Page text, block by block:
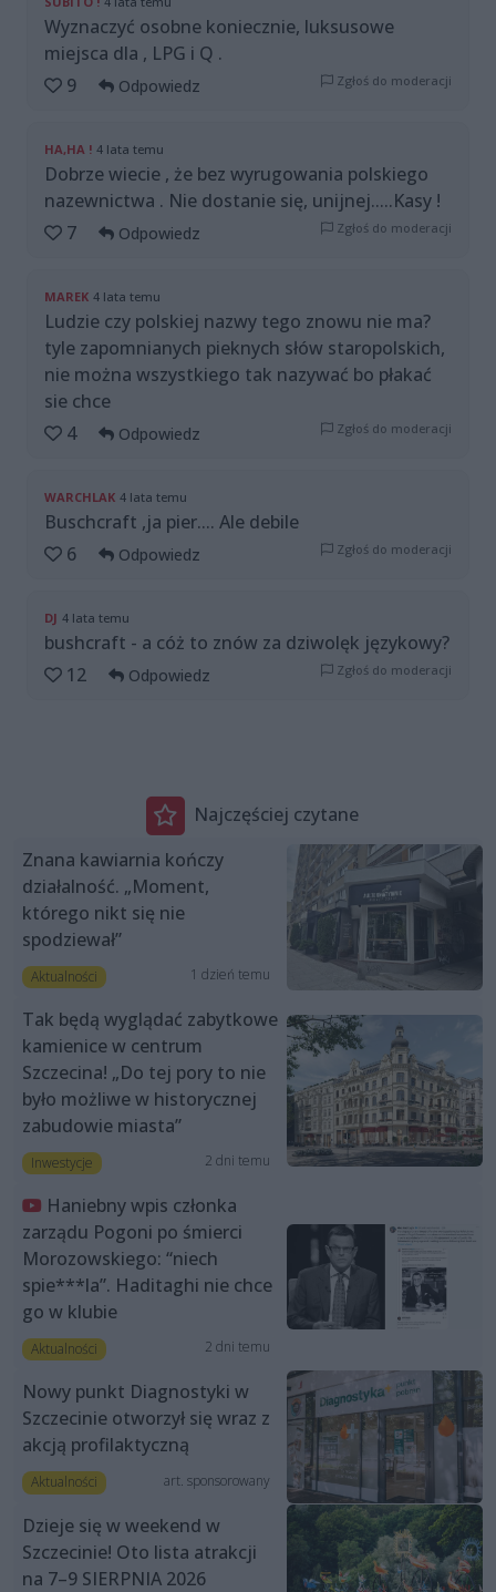
Wyznaczyć osobne koniecznie, luksusowe
miejsca dla , LPG i Q .
9
Odpowiedz Zgłoś do moderacji
HA,HA ! 4 lata temu
Dobrze wiecie , że bez wyrugowania polskiego
nazewnictwa . Nie dostanie się, unijnej.....Kasy !
7
Odpowiedz Zgłoś do moderacji
MAREK 4 lata temu
Ludzie czy polskiej nazwy tego znowu nie ma?
tyle zapomnianych pieknych słów staropolskich,
nie można wszystkiego tak nazywać bo płakać
sie chce
4
Odpowiedz Zgłoś do moderacji
WARCHLAK 4 lata temu
Buschcraft ,ja pier.... Ale debile
6
Odpowiedz Zgłoś do moderacji
DJ 4 lata temu
bushcraft - a cóż to znów za dziwolęk językowy?
12
Odpowiedz Zgłoś do moderacji
Najczęściej czytane
Znana kawiarnia kończy
działalność. „Moment,
którego nikt się nie
spodziewał”
Aktualności 1 dzień temu
Tak będą wyglądać zabytkowe
kamienice w centrum
Szczecina! „Do tej pory to nie
było możliwe w historycznej
zabudowie miasta”
Inwestycje 2 dni temu
Haniebny wpis członka
zarządu Pogoni po śmierci
Morozowskiego: “niech
spie***la”. Haditaghi nie chce
go w klubie
Aktualności 2 dni temu
Nowy punkt Diagnostyki w
Szczecinie otworzył się wraz z
akcją profilaktyczną
Aktualności art. sponsorowany
Dzieje się w weekend w
Szczecinie! Oto lista atrakcji
na 7–9 SIERPNIA 2026